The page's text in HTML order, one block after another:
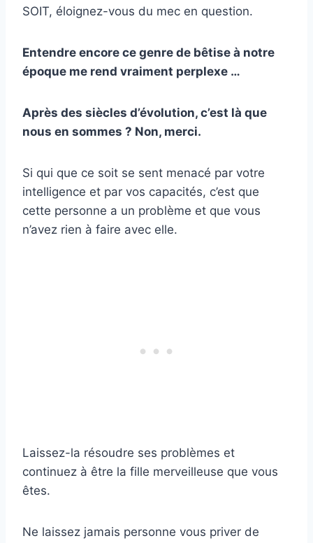
SOIT, éloignez-vous du mec en question.
Entendre encore ce genre de bêtise à notre
époque me rend vraiment perplexe …
Après des siècles d’évolution, c’est là que
nous en sommes ? Non, merci.
Si qui que ce soit se sent menacé par votre
intelligence et par vos capacités, c’est que
cette personne a un problème et que vous
n’avez rien à faire avec elle.
Laissez-la résoudre ses problèmes et
continuez à être la fille merveilleuse que vous
êtes.
Ne laissez jamais personne vous priver de